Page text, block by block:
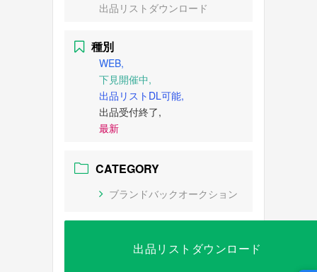
出品リストダウンロード
種別
WEB,
下見開催中,
出品リストDL可能,
出品受付終了,
最新
CATEGORY
ブランドバックオークション
出品リストダウンロード